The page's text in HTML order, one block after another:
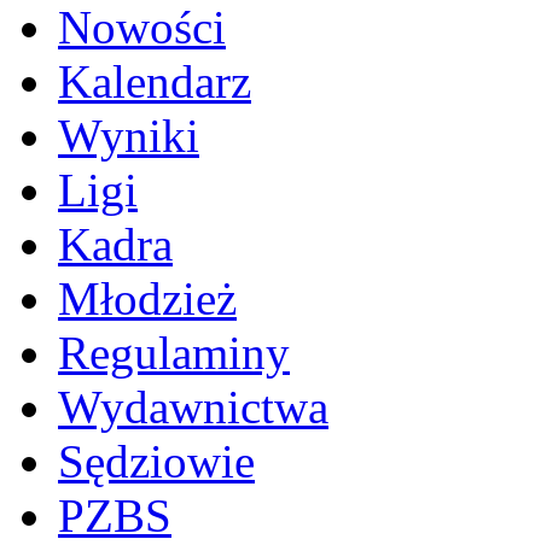
Nowości
Kalendarz
Wyniki
Ligi
Kadra
Młodzież
Regulaminy
Wydawnictwa
Sędziowie
PZBS